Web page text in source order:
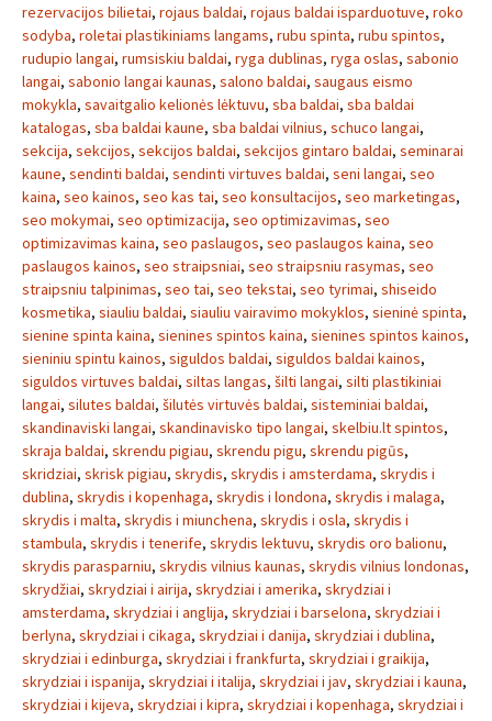
rezervacijos bilietai, rojaus baldai, rojaus baldai isparduotuve, roko
sodyba, roletai plastikiniams langams, rubu spinta, rubu spintos,
rudupio langai, rumsiskiu baldai, ryga dublinas, ryga oslas, sabonio
langai, sabonio langai kaunas, salono baldai, saugaus eismo
mokykla, savaitgalio kelionės lėktuvu, sba baldai, sba baldai
katalogas, sba baldai kaune, sba baldai vilnius, schuco langai,
sekcija, sekcijos, sekcijos baldai, sekcijos gintaro baldai, seminarai
kaune, sendinti baldai, sendinti virtuves baldai, seni langai, seo
kaina, seo kainos, seo kas tai, seo konsultacijos, seo marketingas,
seo mokymai, seo optimizacija, seo optimizavimas, seo
optimizavimas kaina, seo paslaugos, seo paslaugos kaina, seo
paslaugos kainos, seo straipsniai, seo straipsniu rasymas, seo
straipsniu talpinimas, seo tai, seo tekstai, seo tyrimai, shiseido
kosmetika, siauliu baldai, siauliu vairavimo mokyklos, sieninė spinta,
sienine spinta kaina, sienines spintos kaina, sienines spintos kainos,
sieniniu spintu kainos, siguldos baldai, siguldos baldai kainos,
siguldos virtuves baldai, siltas langas, šilti langai, silti plastikiniai
langai, silutes baldai, šilutės virtuvės baldai, sisteminiai baldai,
skandinaviski langai, skandinavisko tipo langai, skelbiu.lt spintos,
skraja baldai, skrendu pigiau, skrendu pigu, skrendu pigūs,
skridziai, skrisk pigiau, skrydis, skrydis i amsterdama, skrydis i
dublina, skrydis i kopenhaga, skrydis i londona, skrydis i malaga,
skrydis i malta, skrydis i miunchena, skrydis i osla, skrydis i
stambula, skrydis i tenerife, skrydis lektuvu, skrydis oro balionu,
skrydis parasparniu, skrydis vilnius kaunas, skrydis vilnius londonas,
skrydžiai, skrydziai i airija, skrydziai i amerika, skrydziai i
amsterdama, skrydziai i anglija, skrydziai i barselona, skrydziai i
berlyna, skrydziai i cikaga, skrydziai i danija, skrydziai i dublina,
skrydziai i edinburga, skrydziai i frankfurta, skrydziai i graikija,
skrydziai i ispanija, skrydziai i italija, skrydziai i jav, skrydziai i kauna,
skrydziai i kijeva, skrydziai i kipra, skrydziai i kopenhaga, skrydziai i